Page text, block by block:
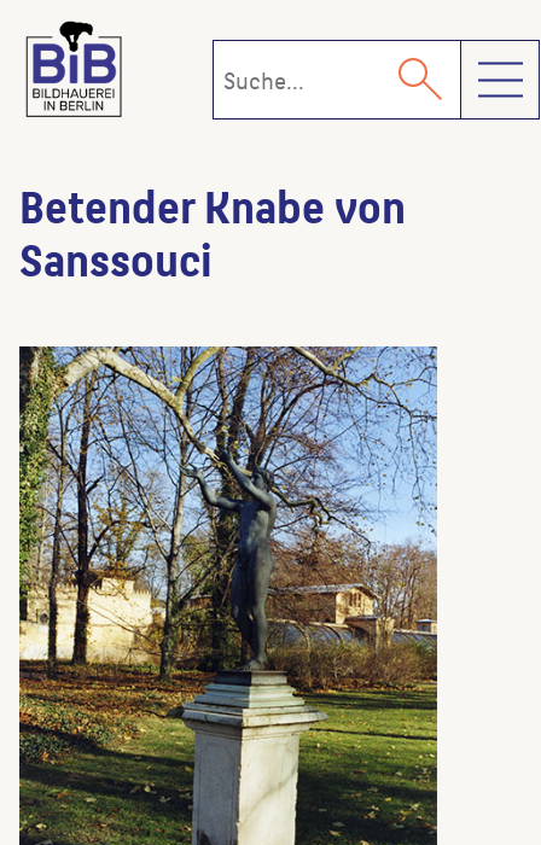
Betender Knabe von
Sanssouci